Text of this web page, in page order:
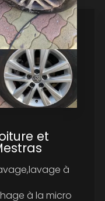
et
à
à la micro